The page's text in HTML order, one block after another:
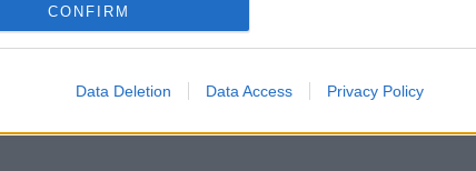
CONFIRM
Data Deletion Data Access Privacy Policy